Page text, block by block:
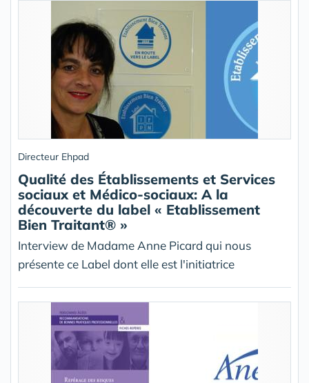
Directeur Ehpad
Qualité des Établissements et Services
sociaux et Médico-sociaux: A la
découverte du label « Etablissement
Bien Traitant® »
Interview de Madame Anne Picard qui nous
présente ce Label dont elle est l'initiatrice